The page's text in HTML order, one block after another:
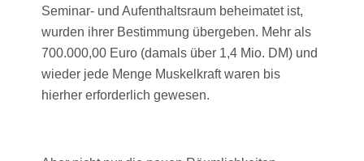
Seminar- und Aufenthaltsraum beheimatet ist,
wurden ihrer Bestimmung übergeben. Mehr als
700.000,00 Euro (damals über 1,4 Mio. DM) und
wieder jede Menge Muskelkraft waren bis
hierher erforderlich gewesen.